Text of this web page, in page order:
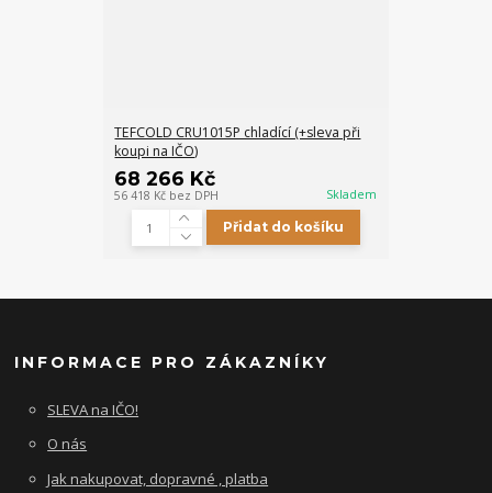
TEFCOLD CRU1015P chladící (+sleva při
koupi na IČO)
68 266 Kč
56 418 Kč bez DPH Skladem
Přidat do košíku
INFORMACE PRO ZÁKAZNÍKY
SLEVA na IČO!
O nás
Jak nakupovat, dopravné , platba